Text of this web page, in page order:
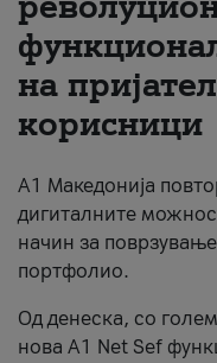
За нас
#ПодобарОнлајн
на
корисници
А1 Македонија
дигиталните
начин за
портфолио.
Од денеска, со
нова A1 Net Sef